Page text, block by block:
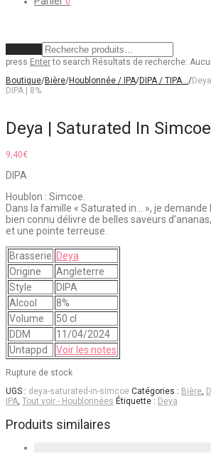
press Enterto search Résultats de recherche:
Boutique/Bière/Houblonnée / IPA/DIPA / TIPA…/
DIPA | 8%
Deya | Saturated In Simcoe
9,40€
DIPA
Houblon : Simcoe.
Dans la famille « Saturated in… », je demande
bien connu délivre de belles saveurs
et une pointe terreuse.
Brasserie Deya
Origine
Angleterre
Style
DIPA
Alcool
8%
Volume
50 cl
DDM
11/04/2024
Untappd
Voir les notes
Rupture de stock
UGS : deya-saturated-in-simcoe Catégories : Bière,
IPA, Tout voir - Houblonnées Étiquette : Deya
Produits similaires